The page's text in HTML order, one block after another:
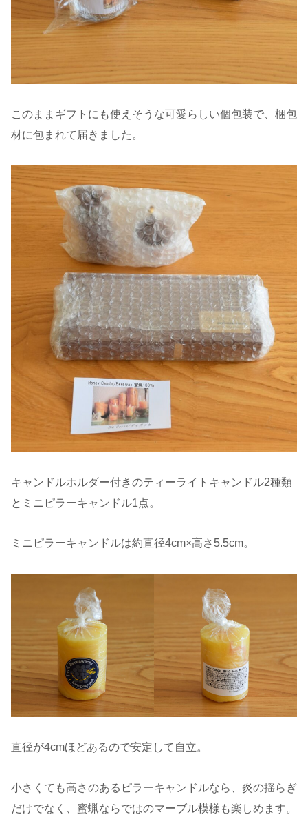
このままギフトにも使えそうな可愛らしい個包装で、梱包
材に包まれて届きました。
キャンドルホルダー付きのティーライトキャンドル2種類
とミニピラーキャンドル1点。
ミニピラーキャンドルは約直径4cm×高さ5.5cm。
直径が4cmほどあるので安定して自立。
小さくても高さのあるピラーキャンドルなら、炎の揺らぎ
だけでなく、蜜蝋ならではのマーブル模様も楽しめます。